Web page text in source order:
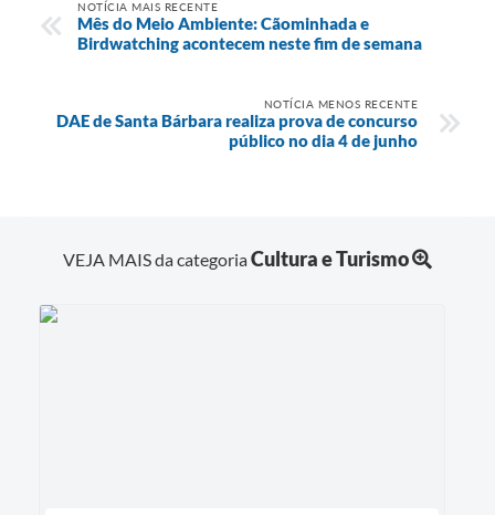
NOTÍCIA MAIS RECENTE
Mês do Meio Ambiente: Cãominhada e
Birdwatching acontecem neste fim de semana
NOTÍCIA MENOS RECENTE
DAE de Santa Bárbara realiza prova de concurso
público no dia 4 de junho
VEJA MAIS da categoriaCultura e Turismo